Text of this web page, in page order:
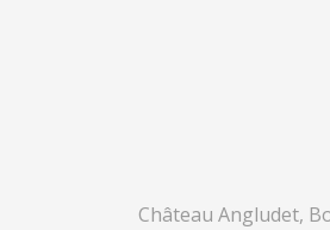
Château Angludet,